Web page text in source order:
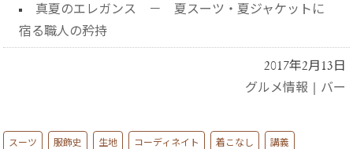
真夏のエレガンス － 夏スーツ・夏ジャケットに
宿る職人の矜持
2017年2月13日
グルメ情報
バー
スーツ 服飾史 生地 コーディネイト 着こなし 講義